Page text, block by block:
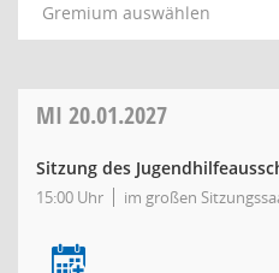
Gremium auswählen
MI 20.01.2027
Sitzung des
15:00 Uhr im großen